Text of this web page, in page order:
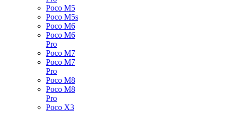
Poco M5
Poco M5s
Poco M6
Poco M6
Pro
Poco M7
Poco M7
Pro
Poco M8
Poco M8
Pro
Poco X3